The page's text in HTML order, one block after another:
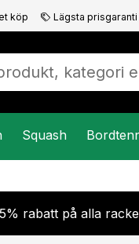
köp Lägsta prisgaranti
Squash
rabatt på alla